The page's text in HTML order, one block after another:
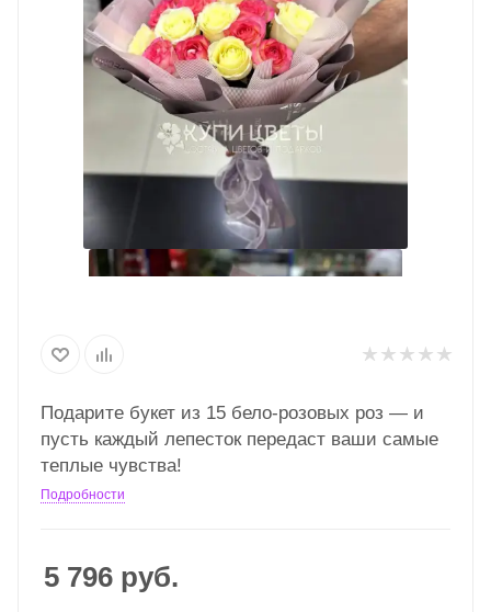
Подарите букет из 15 бело-розовых роз — и
пусть каждый лепесток передаст ваши самые
теплые чувства!
Подробности
5 796 руб.